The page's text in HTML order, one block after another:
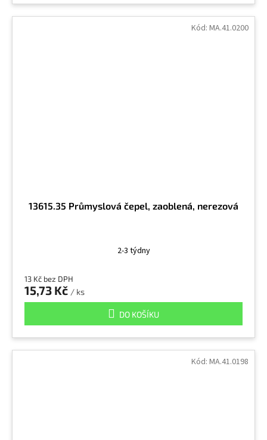
13615.35 Průmyslová čepel, zaoblená, nerezová
2-3 týdny
13 Kč bez DPH
15,73 Kč / ks
DO KOŠÍKU
Kód: MA.41.0200
Kód: MA.41.0198